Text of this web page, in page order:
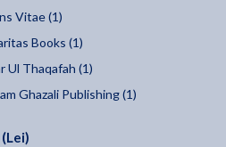
Vitae (1)
Books (1)
Ul Thaqafah (1)
Ghazali Publishing (1)